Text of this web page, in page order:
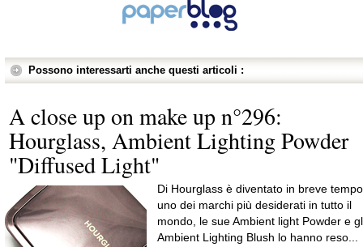
Possono interessarti anche questi articoli :
A close up on make up n°296:
Hourglass, Ambient Lighting Powder
"Diffused Light"
Di Hourglass è diventato in breve tempo
uno dei marchi più desiderati in tutto il
mondo, le sue Ambient light Powder e
Ambient Lighting Blush lo hanno reso...